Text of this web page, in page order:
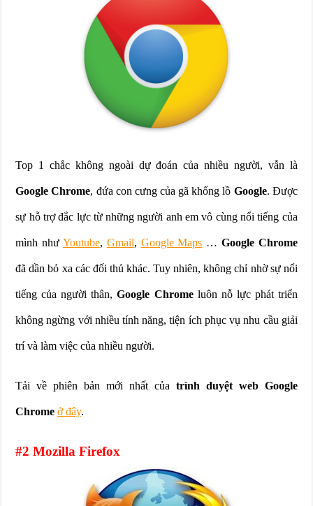
Top 1 chắc không ngoài dự đoán của nhiều người, vẫn là
Google Chrome, đứa con cưng của gã khổng lồ Google. Được
sự hỗ trợ đắc lực từ những người anh em vô cùng nổi tiếng của
mình như Youtube, Gmail, Google Maps … Google Chrome
đã dần bỏ xa các đối thủ khác. Tuy nhiên, không chỉ nhờ sự nổi
tiếng của người thân,Google Chromeluôn nỗ lực phát triển
không ngừng với nhiều tính năng, tiện ích phục vụ nhu cầu giải
trí và làm việc của nhiều người.
Tải về phiên bản mới nhất của trình duyệt web Google
Chrome ở đây.
#2 Mozilla Firefox